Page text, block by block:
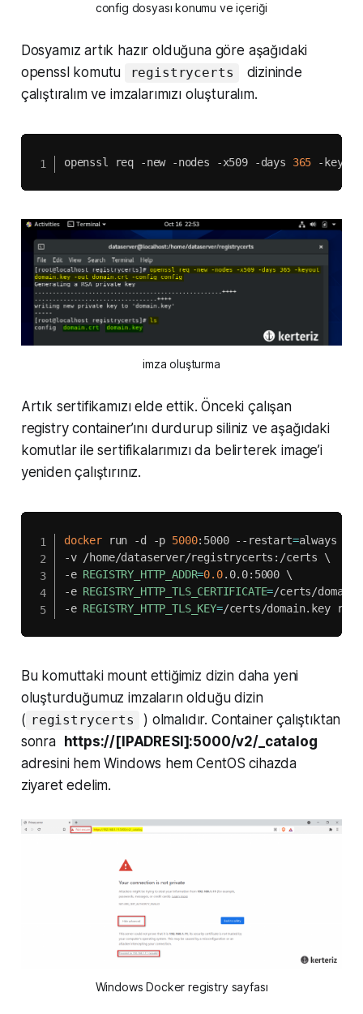
config dosyası konumu ve içeriği
Dosyamız artık hazır olduğuna göre aşağıdaki
openssl komutu
registrycerts
dizininde
çalıştıralım ve imzalarımızı oluşturalım.
openssl req -new -nodes -x509 -days 365 -
imza oluşturma
Artık sertifikamızı elde ettik. Önceki çalışan
registry container’ını durdurup siliniz ve aşağıdaki
komutlar ile sertifikalarımızı da belirterek image’i
yeniden çalıştırınız.
docker run -d -p 5000:5000 --restart=always --
-v /home/dataserver/registrycerts:/certs \
-e REGISTRY_HTTP_ADDR=0.0.0.0:5000 \
-e REGISTRY_HTTP_TLS_CERTIFICATE=/certs/
-e REGISTRY_HTTP_TLS_KEY=/certs/domain.key
Bu komuttaki mount ettiğimiz dizin daha yeni
oluşturduğumuz imzaların olduğu dizin
( registrycerts
) olmalıdır. Container çalıştıktan
sonra
https://[IPADRESI]:5000/v2/_catalog
adresini hem Windows hem CentOS cihazda
ziyaret edelim.
Windows Docker registry sayfası